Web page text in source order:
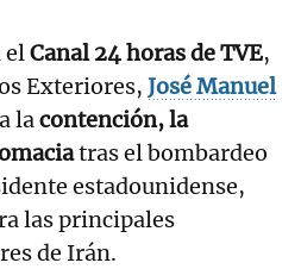
elCanal 24 horas de TVE,
Exteriores, José Manuel
lacontención, la
tras el bombardeo
estadounidense,
las principales
de Irán.